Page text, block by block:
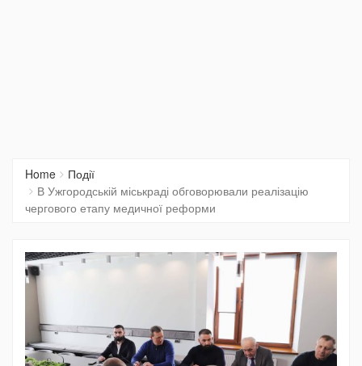
Home
Події
В Ужгородській міськраді обговорювали реалізацію
чергового етапу медичної реформи